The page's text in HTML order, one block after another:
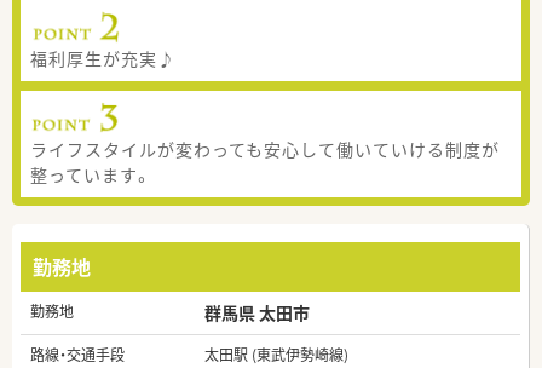
福利厚生が充実♪
ライフスタイルが変わっても安心して働いていける制度が
整っています。
勤務地
勤務地 群馬県 太田市
路線・交通手段
太田駅 (東武伊勢崎線)